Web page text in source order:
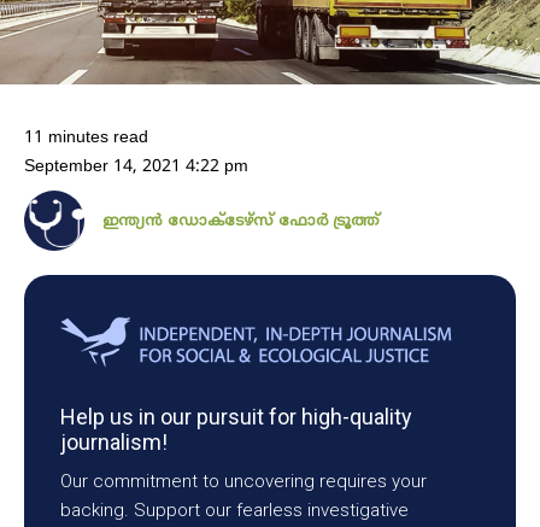
11 minutes read
September 14, 2021 4:22 pm
ഇന്ത്യൻ ഡോക്ടേഴ്സ് ഫോർ ‍ട്രൂത്ത്
Help us in our pursuit for high-quality
journalism!
Our commitment to uncovering requires your
backing. Support our fearless investigative